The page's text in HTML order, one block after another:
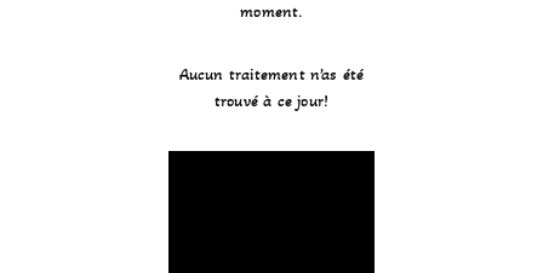
moment.
Aucun traitement n’as été
trouvé à ce jour!